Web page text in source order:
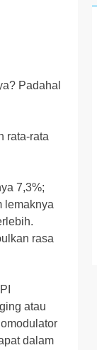
Padahal
rata-rata
7,3%;
lemaknya
rasa
atau
dalam